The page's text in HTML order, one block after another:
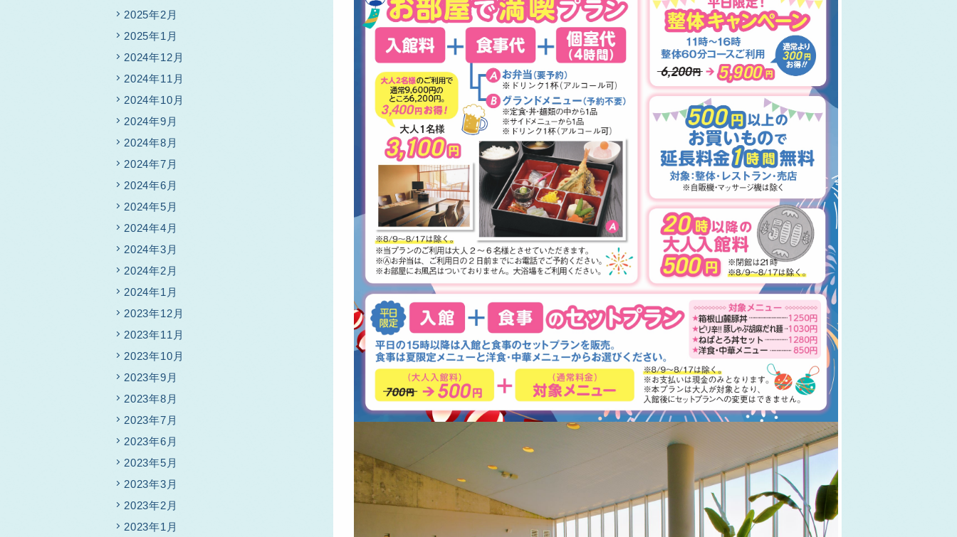
2025年2月
2025年1月
2024年12月
2024年11月
2024年10月
2024年9月
2024年8月
2024年7月
2024年6月
2024年5月
2024年4月
2024年3月
2024年2月
2024年1月
2023年12月
2023年11月
2023年10月
2023年9月
2023年8月
2023年7月
2023年6月
2023年5月
2023年3月
2023年2月
2023年1月